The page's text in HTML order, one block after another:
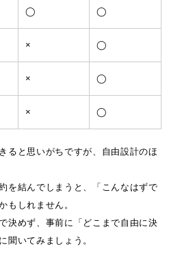
◯ ◯
× ◯
× ◯
× ◯
ると思いがちですが、自由設計のほ
を結んでしまうと、「こんなはずで
もしれません。
決めず、事前に「どこまで自由に決
聞いてみましょう。